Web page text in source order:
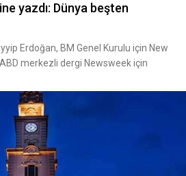
yazdı: Dünya beşten
Erdoğan, BM Genel Kurulu için New
merkezli dergi Newsweek için